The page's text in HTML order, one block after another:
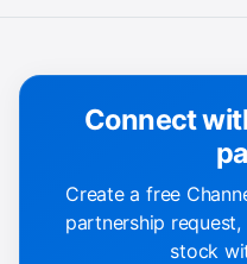
Connect
Create a free
partnership
stock